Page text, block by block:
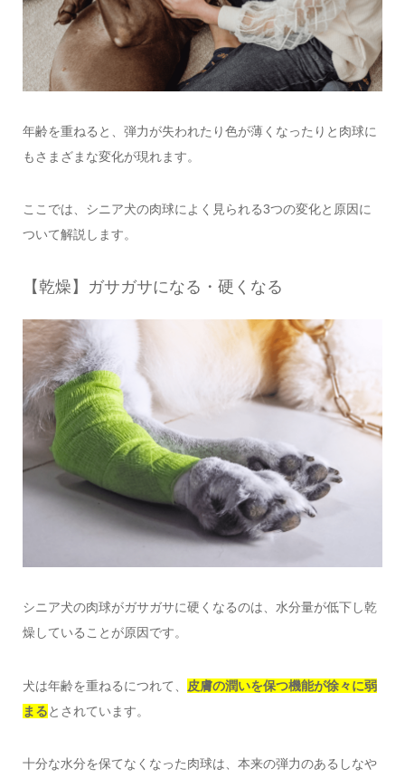
年齢を重ねると、弾力が失われたり色が薄くなったりと肉球に
もさまざまな変化が現れます。
ここでは、シニア犬の肉球によく見られる3つの変化と原因に
ついて解説します。
【乾燥】ガサガサになる・硬くなる
シニア犬の肉球がガサガサに硬くなるのは、水分量が低下し乾
燥していることが原因です。
犬は年齢を重ねるにつれて、
皮膚の潤いを保つ機能が徐々に弱
まるとされています。
十分な水分を保てなくなった肉球は、本来の弾力のあるしなや